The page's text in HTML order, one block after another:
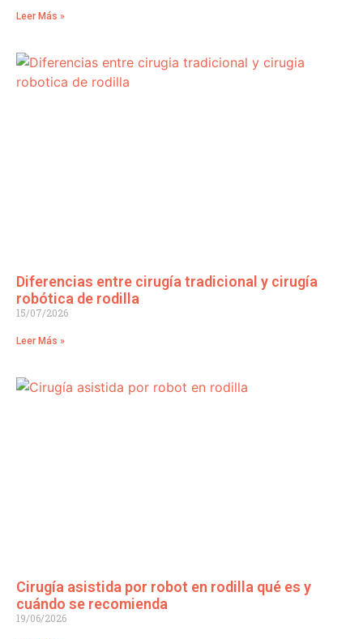
Leer Más »
Diferencias entre cirugía tradicional y cirugía
robótica de rodilla
15/07/2026
Leer Más »
Cirugía asistida por robot en rodilla qué es y
cuándo se recomienda
19/06/2026